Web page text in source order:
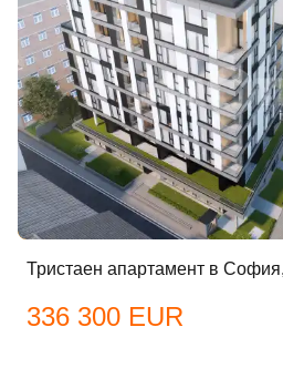
Тристаен апартамент в
336 300 EUR